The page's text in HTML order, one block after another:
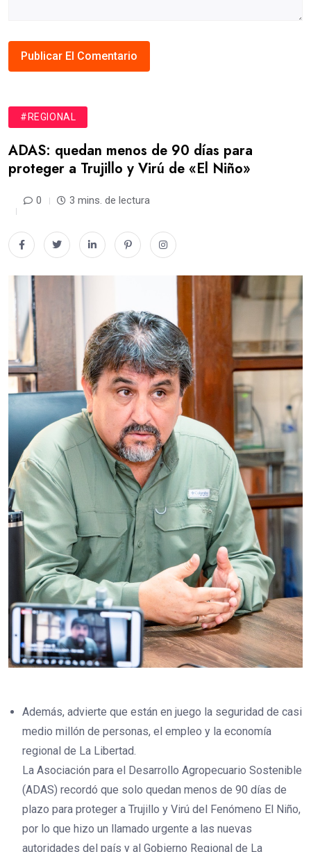
#REGIONAL
ADAS: quedan menos de 90 días para
proteger a Trujillo y Virú de «El Niño»
0 3 mins. de lectura
Además, advierte que están en juego la seguridad de casi
medio millón de personas, el empleo y la economía
regional de La Libertad.
La Asociación para el Desarrollo Agropecuario Sostenible
(ADAS) recordó que solo quedan menos de 90 días de
plazo para proteger a Trujillo y Virú del Fenómeno El Niño,
por lo que hizo un llamado urgente a las nuevas
autoridades del país y al Gobierno Regional de La